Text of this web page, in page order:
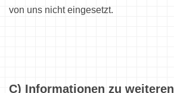
von uns nicht eingesetzt.
C) Informationen zu weiteren